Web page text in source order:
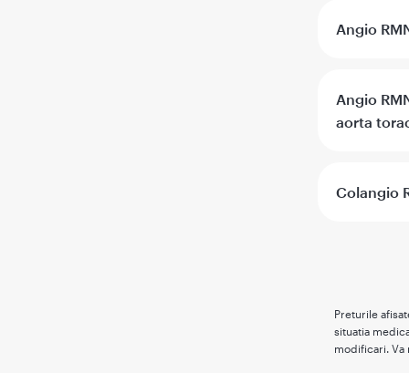
Angio
Angio
aorta
Colangio
Preturile
situatia
modificari.